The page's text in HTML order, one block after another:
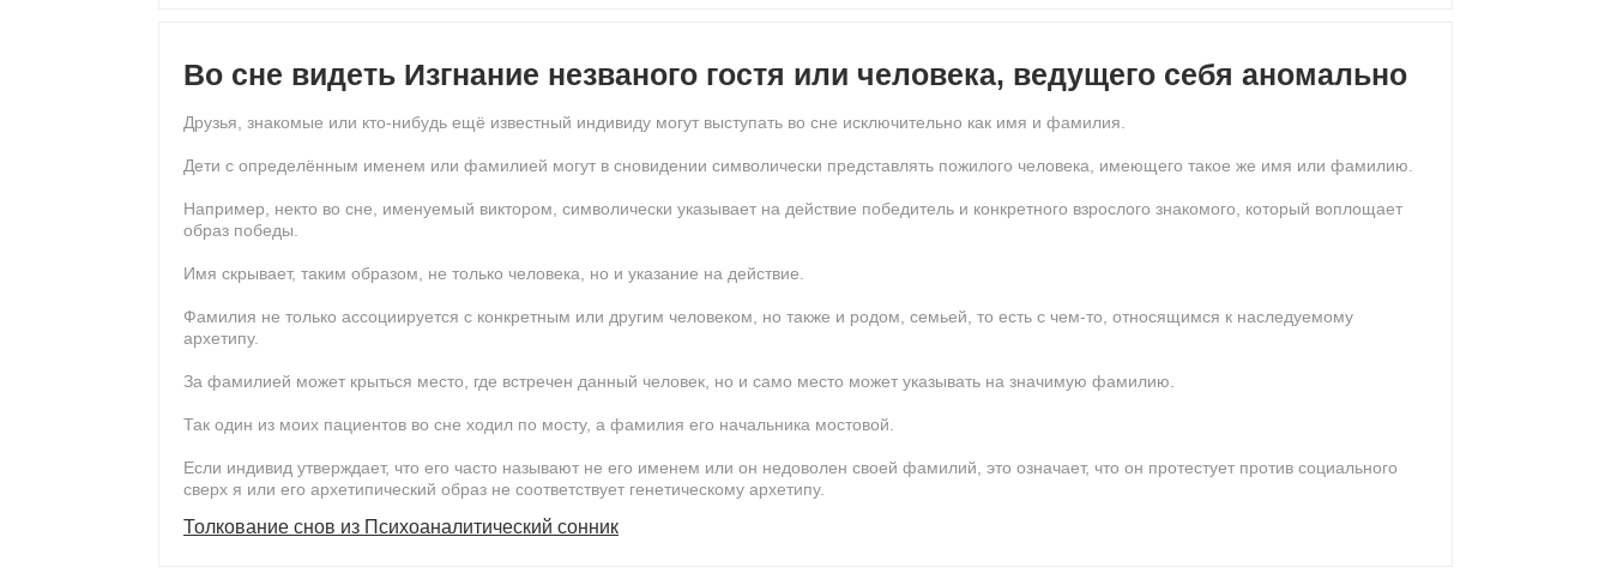
Во сне видеть Изгнание незваного гостя или человека, ведущего себя аномально
Друзья, знакомые или кто-нибудь ещё известный индивиду могут выступать во сне исключительно как имя и фамилия.
Дети с определённым именем или фамилией могут в сновидении символически представлять пожилого человека, имеющего такое же имя или фамилию.
Например, некто во сне, именуемый виктором, символически указывает на действие победитель и конкретного взрослого знакомого, который воплощает
образ победы.
Имя скрывает, таким образом, не только человека, но и указание на действие.
Фамилия не только ассоциируется с конкретным или другим человеком, но также и родом, семьей, то есть с чем-то, относящимся к наследуемому
архетипу.
За фамилией может крыться место, где встречен данный человек, но и само место может указывать на значимую фамилию.
Так один из моих пациентов во сне ходил по мосту, а фамилия его начальника мостовой.
Если индивид утверждает, что его часто называют не его именем или он недоволен своей фамилий, это означает, что он протестует против социального
сверх я или его архетипический образ не соответствует генетическому архетипу.
Толкование снов из Психоаналитический сонник